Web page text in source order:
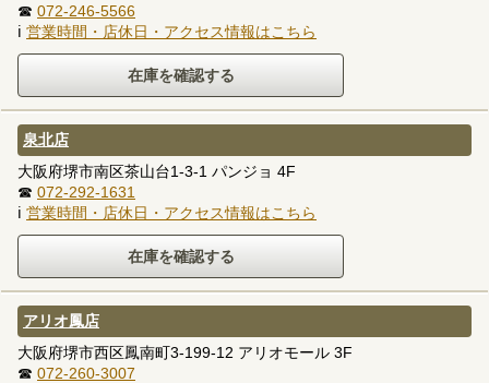
☎ 072-246-5566
ℹ 営業時間・店休日・アクセス情報はこちら
泉北店
大阪府堺市南区茶山台1-3-1 パンジョ 4F
☎ 072-292-1631
ℹ 営業時間・店休日・アクセス情報はこちら
アリオ鳳店
大阪府堺市西区鳳南町3-199-12 アリオモール 3F
☎ 072-260-3007